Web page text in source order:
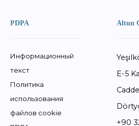
PDPA
Информационный
текст
Политика
использования
файлов cookie
Altun
E-5
+90